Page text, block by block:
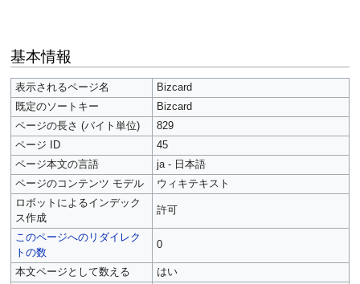
基本情報
表示されるページ名
Bizcard
既定のソートキー
Bizcard
ページの長さ (バイト単位)
829
ページ ID
45
ページ本文の言語
ja - 日本語
ページのコンテンツ モデル
ウィキテキスト
ロボットによるインデック
ス作成
許可
このページへのリダイレク
トの数
0
本文ページとして数える
はい